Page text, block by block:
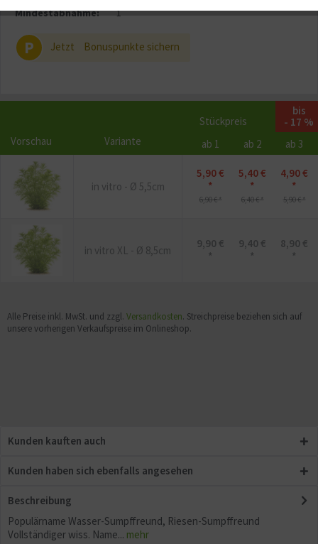
Mindestabnahme:
1
P Jetzt Bonuspunkte sichern
Vorschau Variante
Stückpreis
bis
- 17 %
ab 1
ab 2 ab 3
in vitro - Ø 5,5cm
5,90 €
*
6,90 € *
5,40 €
*
6,40 € *
4,90 €
*
5,90 € *
in vitro XL - Ø 8,5cm
9,90 €
*
9,40 €
*
8,90 €
*
Alle Preise inkl. MwSt. und zzgl. Versandkosten. Streichpreise beziehen sich auf
unsere vorherigen Verkaufspreise im Onlineshop.
Kunden kauften auch
Kunden haben sich ebenfalls angesehen
Beschreibung
Populärname Wasser-Sumpffreund, Riesen-Sumpffreund
Vollständiger wiss. Name... mehr
Service Aktiv
Sonstige